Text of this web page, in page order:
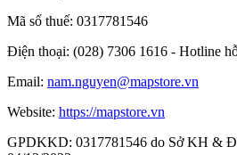
Mã số thuế: 0317781546
Điện thoại: (028) 7306 1616 - Hotline
Email: nam.nguyen@mapstore.vn
Website: https://mapstore.vn
GPDKKD: 0317781546 do Sở KH &